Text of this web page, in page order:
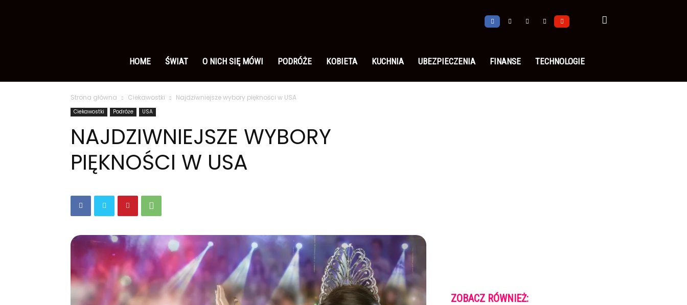
polsku
HOME ŚWIAT O NICH SIĘ MÓWI PODRÓŻE KOBIETA KUCHNIA UBEZPIECZENIA FINANSE TECHNOLOGIE
Strona główna Ciekawostki Najdziwniejsze wybory piękności w USA
Ciekawostki Podróże USA
NAJDZIWNIEJSZE WYBORY
PIĘKNOŚCI W USA
ZOBACZ RÓWNIEŻ: